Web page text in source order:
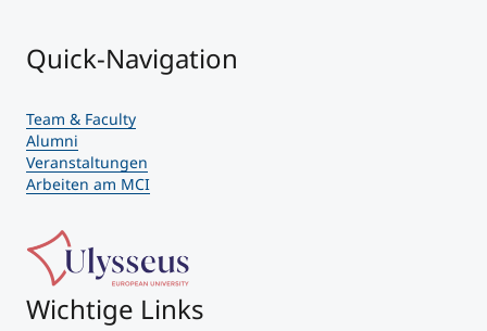
Quick-Navigation
Team & Faculty
Alumni
Veranstaltungen
Arbeiten am MCI
Wichtige Links